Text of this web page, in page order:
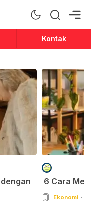
Kontak
6 Cara
Ekonomi